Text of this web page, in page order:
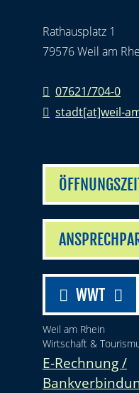
Rathausplatz 1
79576 Weil am
07621/704-0
stadt[at]weil-
WWT
Weil am Rhein
Wirtschaft &
E-Rechnung /